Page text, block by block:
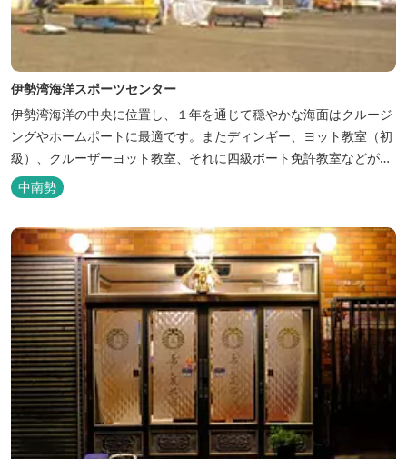
伊勢湾海洋スポーツセンター
伊勢湾海洋の中央に位置し、１年を通じて穏やかな海面はクルージ
ングやホームポートに最適です。またディンギー、ヨット教室（初
級）、クルーザーヨット教室、それに四級ボート免許教室などが開
催されています。レンタルヨットもあります。
中南勢